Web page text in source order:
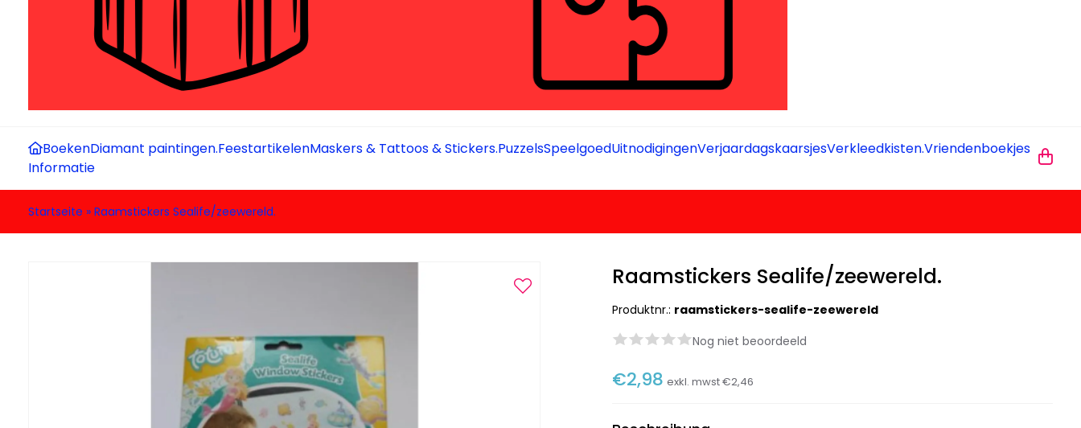
BoekenDiamant paintingen.FeestartikelenMaskers & Tattoos & Stickers.PuzzelsSpeelgoedUitnodigingenVerjaardagskaarsjesVerkleedkisten.Vriendenboekjes
Informatie
Startseite » Raamstickers Sealife/zeewereld.
Raamstickers Sealife/zeewereld.
Produktnr.: raamstickers-sealife-zeewereld
Nog niet beoordeeld
€2,98 exkl. mwst€2,46